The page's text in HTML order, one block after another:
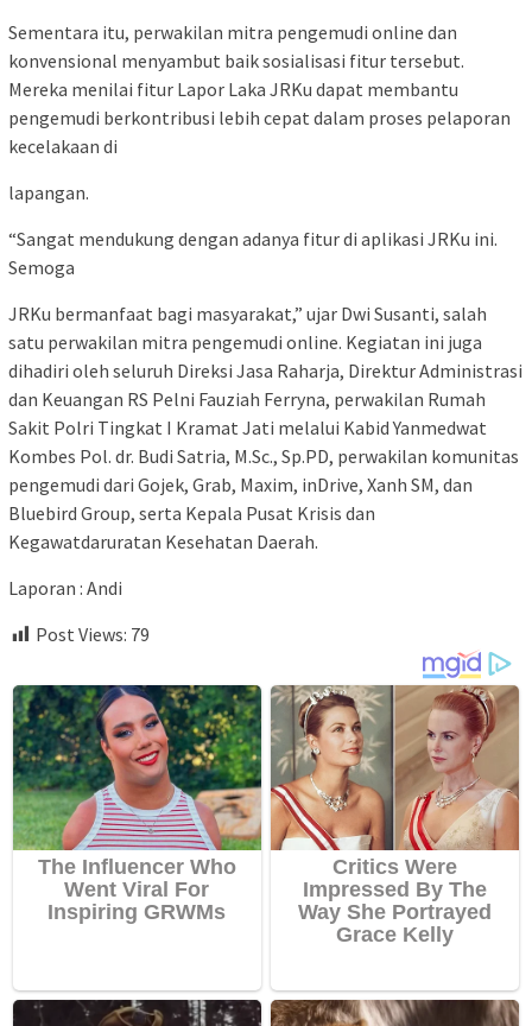
Sementara itu, perwakilan mitra pengemudi online dan
konvensional menyambut baik sosialisasi fitur tersebut.
Mereka menilai fitur Lapor Laka JRKu dapat membantu
pengemudi berkontribusi lebih cepat dalam proses pelaporan
kecelakaan di
lapangan.
“Sangat mendukung dengan adanya fitur di aplikasi JRKu ini.
Semoga
JRKu bermanfaat bagi masyarakat,” ujar Dwi Susanti, salah
satu perwakilan mitra pengemudi online. Kegiatan ini juga
dihadiri oleh seluruh Direksi Jasa Raharja, Direktur Administrasi
dan Keuangan RS Pelni Fauziah Ferryna, perwakilan Rumah
Sakit Polri Tingkat I Kramat Jati melalui Kabid Yanmedwat
Kombes Pol. dr. Budi Satria, M.Sc., Sp.PD, perwakilan komunitas
pengemudi dari Gojek, Grab, Maxim, inDrive, Xanh SM, dan
Bluebird Group, serta Kepala Pusat Krisis dan
Kegawatdaruratan Kesehatan Daerah.
Laporan : Andi
Post Views: 79